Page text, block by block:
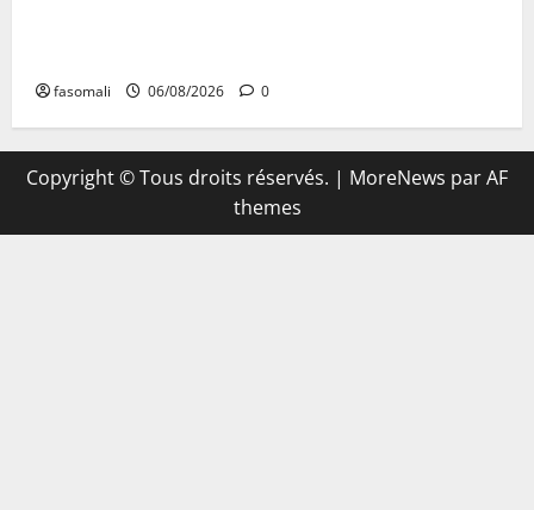
fasomali 06/08/2026 0
Copyright © Tous droits réservés. | MoreNews par AF
themes